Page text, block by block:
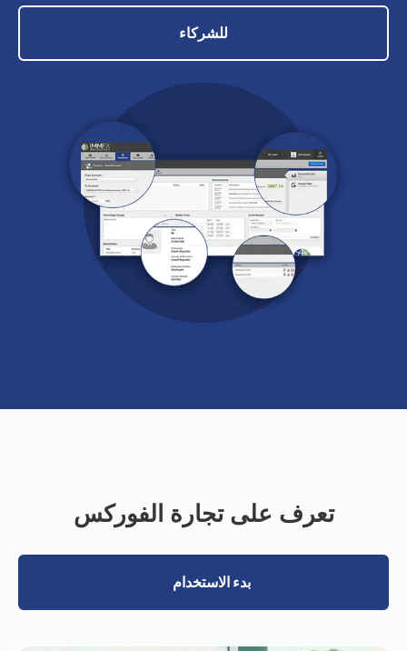
للشركاء
تعرف على تجارة الفوركس
بدء الاستخدام